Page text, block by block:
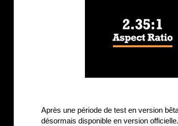
Après une période de test en version
désormais disponible en version